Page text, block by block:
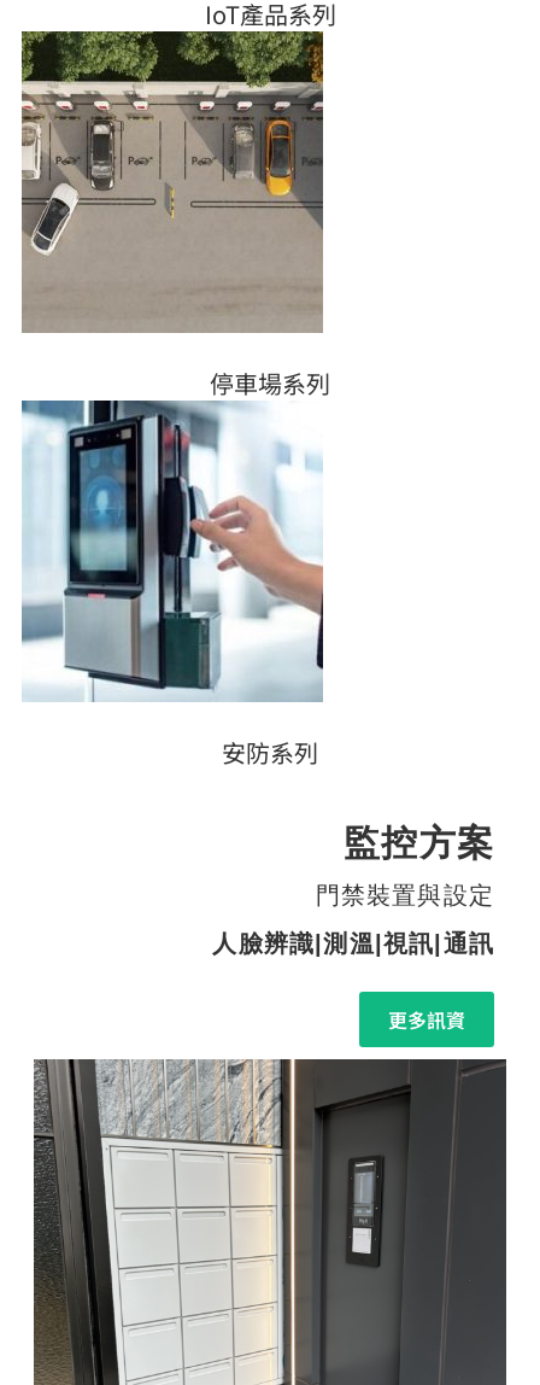
IoT產品系列
停車場系列
安防系列
監控方案
門禁裝置與設定
人臉辨識|測溫|視訊|通訊
更多訊資